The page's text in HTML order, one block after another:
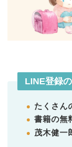
LINE登録
たくさん
書籍の無
茂木健一